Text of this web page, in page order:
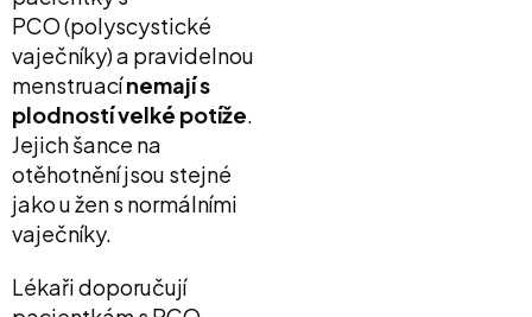
PCO(polyscystické
vaječníky) a pravidelnou
menstruacínemají s
plodností velké potíže.
Jejich šance na
otěhotnění jsou stejné
jako u žen s normálními
vaječníky.
Lékaři doporučují